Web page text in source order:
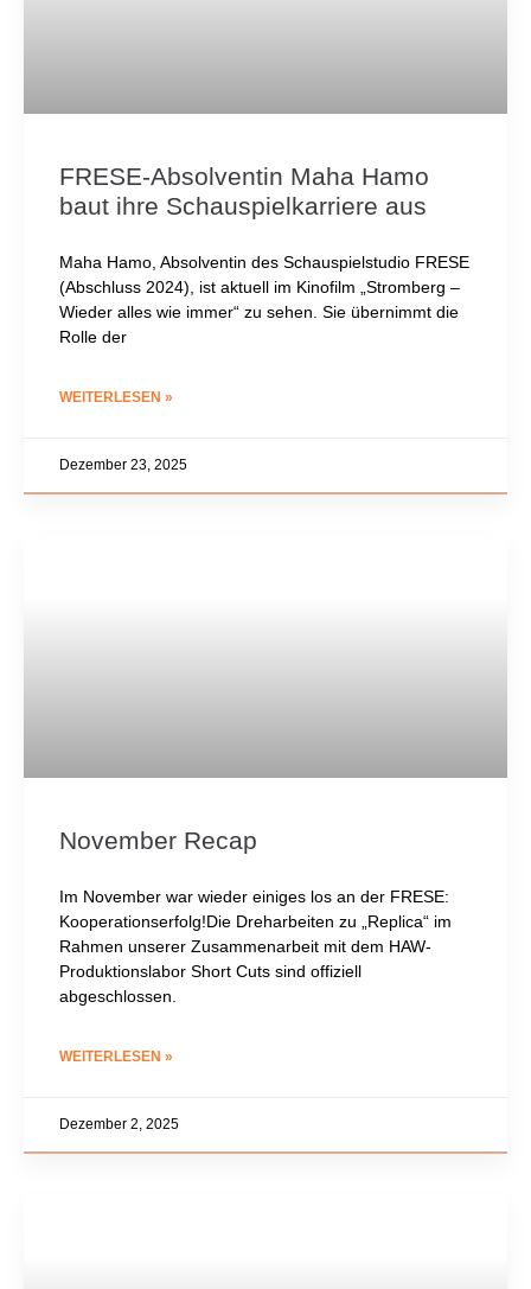
FRESE-Absolventin Maha Hamo
baut ihre Schauspielkarriere aus
Maha Hamo, Absolventin des Schauspielstudio FRESE
(Abschluss 2024), ist aktuell im Kinofilm „Stromberg –
Wieder alles wie immer“ zu sehen. Sie übernimmt die
Rolle der
WEITERLESEN »
Dezember 23, 2025
November Recap
Im November war wieder einiges los an der FRESE:
Kooperationserfolg!Die Dreharbeiten zu „Replica“ im
Rahmen unserer Zusammenarbeit mit dem HAW-
Produktionslabor Short Cuts sind offiziell
abgeschlossen.
WEITERLESEN »
Dezember 2, 2025